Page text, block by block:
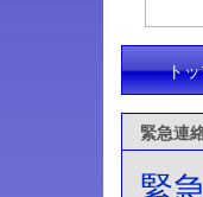
ト
緊急連
緊